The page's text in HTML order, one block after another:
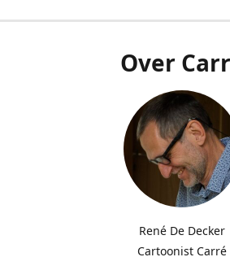
Over
René De Decker
Cartoonist Carré